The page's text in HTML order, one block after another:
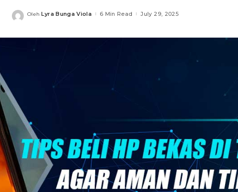
Posted
Oleh Lyra Bunga Viola 6 Min Read July 29, 2025